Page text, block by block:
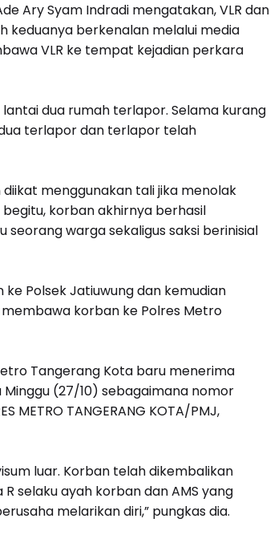
Ary Syam Indradi mengatakan, VLR dan
keduanya berkenalan melalui media
VLR ke tempat kejadian perkara
lantai dua rumah terlapor. Selama kurang
terlapor dan terlapor telah
menggunakan tali jika menolak
korban akhirnya berhasil
warga sekaligus saksi berinisial
Polsek Jatiuwung dan kemudian
korban ke Polres Metro
Tangerang Kota baru menerima
(27/10) sebagaimana nomor
METRO TANGERANG KOTA/PMJ,
luar. Korban telah dikembalikan
selaku ayah korban dan AMS yang
melarikan diri,” pungkas dia.